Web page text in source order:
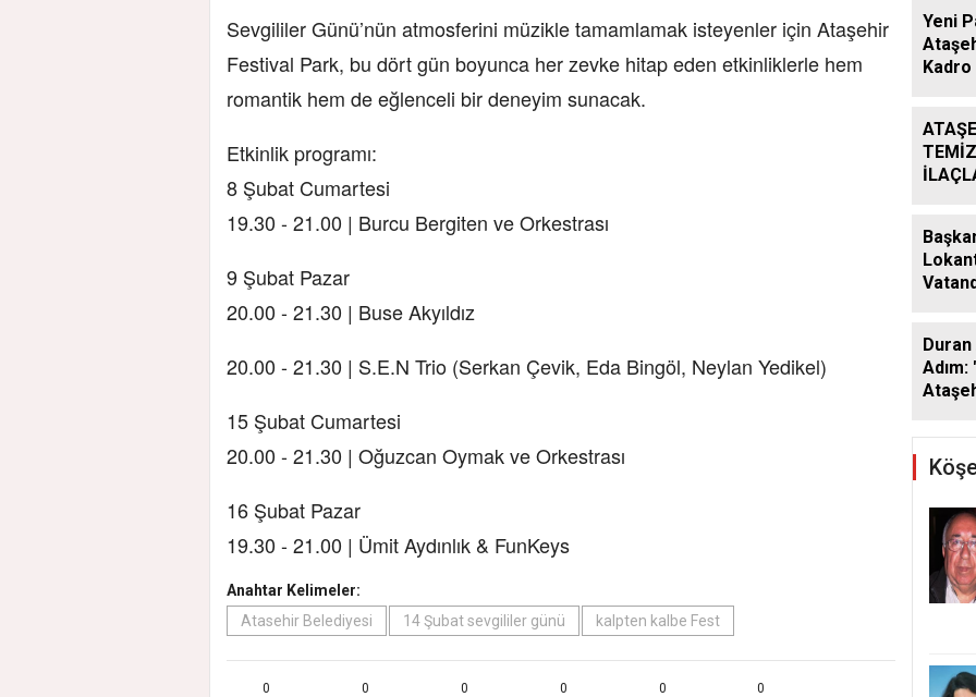
Sevgililer Günü’nün atmosferini müzikle tamamlamak isteyenler için Ataşehir
Festival Park, bu dört gün boyunca her zevke hitap eden etkinliklerle hem
romantik hem de eğlenceli bir deneyim sunacak.
Etkinlik programı:
8 Şubat Cumartesi
19.30 - 21.00 | Burcu Bergiten ve Orkestrası
9 Şubat Pazar
20.00 - 21.30 | Buse Akyıldız
20.00 - 21.30 | S.E.N Trio (Serkan Çevik, Eda Bingöl, Neylan Yedikel)
15 Şubat Cumartesi
20.00 - 21.30 | Oğuzcan Oymak ve Orkestrası
16 Şubat Pazar
19.30 - 21.00 | Ümit Aydınlık & FunKeys
Anahtar Kelimeler:
Atasehir Belediyesi
14 Şubat sevgililer günü kalpten kalbe Fest
0 0 0 0 0 0
Yeni
Adım: